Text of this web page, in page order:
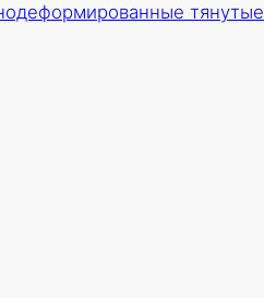
тянутые